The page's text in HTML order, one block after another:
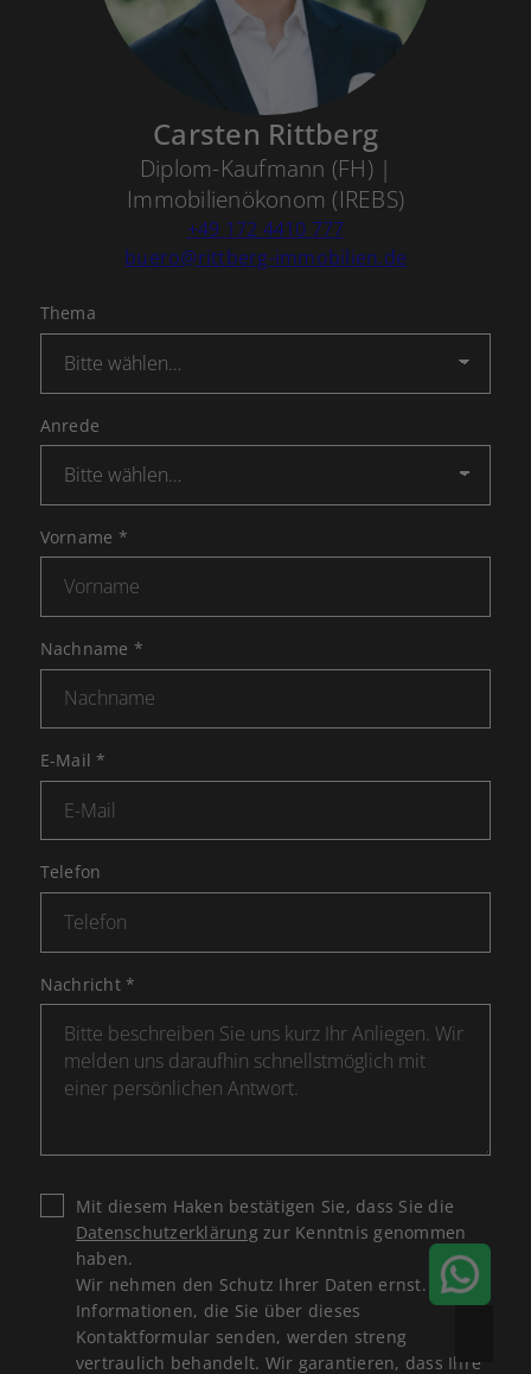
Carsten Rittberg
Diplom-Kaufmann (FH) |
Immobilienökonom (IREBS)
+49 172 4410 777
buero@rittberg-immobilien.de
Thema
Anrede
Vorname *
Nachname *
E-Mail*
Telefon
Nachricht*
Mit diesem Haken bestätigen Sie, dass Sie die
Datenschutzerklärung zur Kenntnis genommen
haben.
Wir nehmen den Schutz Ihrer Daten ernst. Alle
Informationen, die Sie über dieses
Kontaktformular senden, werden streng
vertraulich behandelt. Wir garantieren, dass Ihre